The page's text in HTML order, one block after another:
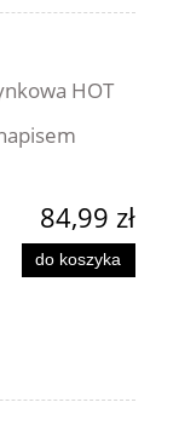
HOT
84,99 zł
do koszyka